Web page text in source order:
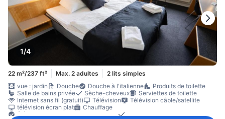
1/4
22 m²/237 ft² Max. 2 adultes
2 lits simples
vue : jardin
Douche Douche à l'italienne
Produits de toilette
Salle de bains privée
Sèche-cheveux
Serviettes de toilette
Internet sans fil (gratuit)
Télévision
Télévision câble/satellite
télévision écran plat
Chauffage
Éléments de confort pour le sommeil
Linge de maison